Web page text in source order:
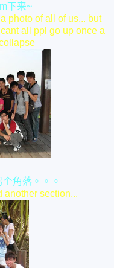
下来~
photo of all of us... but
all ppl go up once a
角落。。。
another section...